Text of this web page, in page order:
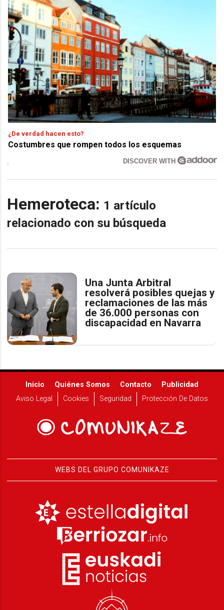
¿De verdad hacen esto?
Costumbres que rompen todos los esquemas
DISCOVER WITH
Hemeroteca: 1 artículo
relacionado con su búsqueda
Una Junta Arbitral
resolverá posibles quejas y
reclamaciones de las más
de 36.000 personas con
discapacidad en Navarra
Inicio Quiénes Somos Contacto
Publicidad
Aviso Legal
Cookies Seguridad Protección De Datos
WEBS DEL GRUPO COMUNIKAZE